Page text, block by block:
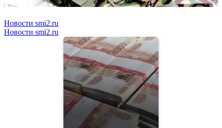
Новости smi2.ru
Новости smi2.ru